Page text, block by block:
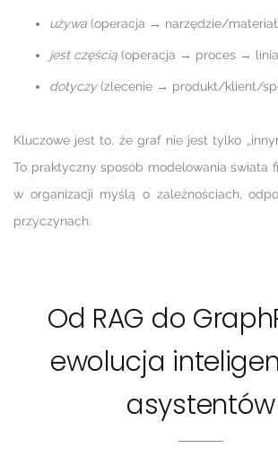
używa (operacja → narzędzie/
jest częścią (operacja → proces →
dotyczy(zlecenie → produkt/klient/
Kluczowe jest to, że graf nie jest tylko
To praktyczny sposób modelowania świata
w organizacji myślą o zależnościach,
przyczynach.
Od RAG do
ewolucja
asystentów